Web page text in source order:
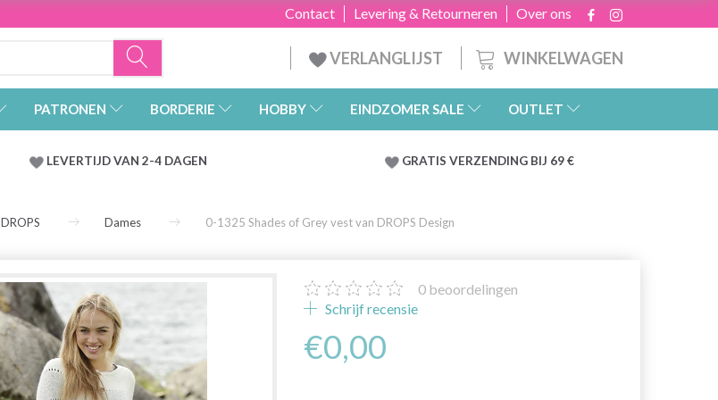
Over ons
Levering & Retourneren
Contact
WINKELWAGEN
VERLANGLIJST
PATRONEN BORDERIE HOBBY EINDZOMER SALE OUTLET
LEVERTIJD VAN 2-4 DAGEN GRATIS VERZENDING BIJ 69 €
DROPS Dames 0-1325 Shades of Grey vest van DROPS Design
0 beoordelingen
Schrijf recensie
€0,00